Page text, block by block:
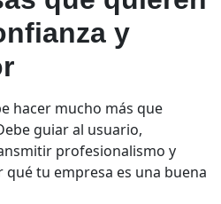
y
hacer mucho más que
guiar al usuario,
profesionalismo y
tu empresa es una buena